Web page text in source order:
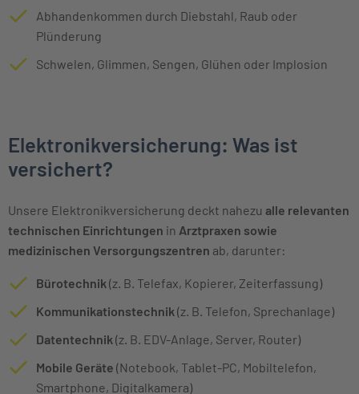
Abhandenkommen durch Diebstahl, Raub oder
Plünderung
Schwelen, Glimmen, Sengen, Glühen oder Implosion
Elektronikversicherung: Was ist
versichert?
Unsere Elektronikversicherung deckt nahezu alle relevanten
technischen Einrichtungen in Arztpraxen sowie
medizinischen Versorgungszentren ab, darunter:
Bürotechnik (z. B. Telefax, Kopierer, Zeiterfassung)
Kommunikationstechnik (z. B. Telefon, Sprechanlage)
Datentechnik (z. B. EDV-Anlage, Server, Router)
Mobile Geräte (Notebook, Tablet-PC, Mobiltelefon,
Smartphone, Digitalkamera)